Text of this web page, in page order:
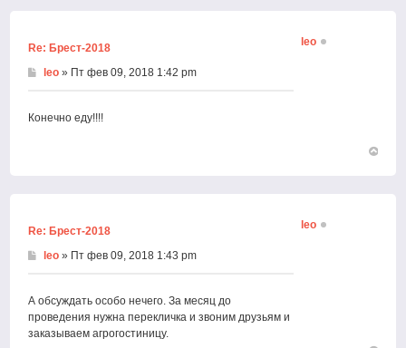
Re: Брест-2018
leo » Пт фев 09, 2018 1:42 pm
Конечно еду!!!!
leo
Re: Брест-2018
leo » Пт фев 09, 2018 1:43 pm
А обсуждать особо нечего. За месяц до
проведения нужна перекличка и звоним друзьям и
заказываем агрогостиницу.
leo